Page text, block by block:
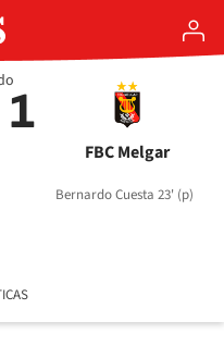
FBC Melgar
1
Bernardo Cuesta 23' (p)